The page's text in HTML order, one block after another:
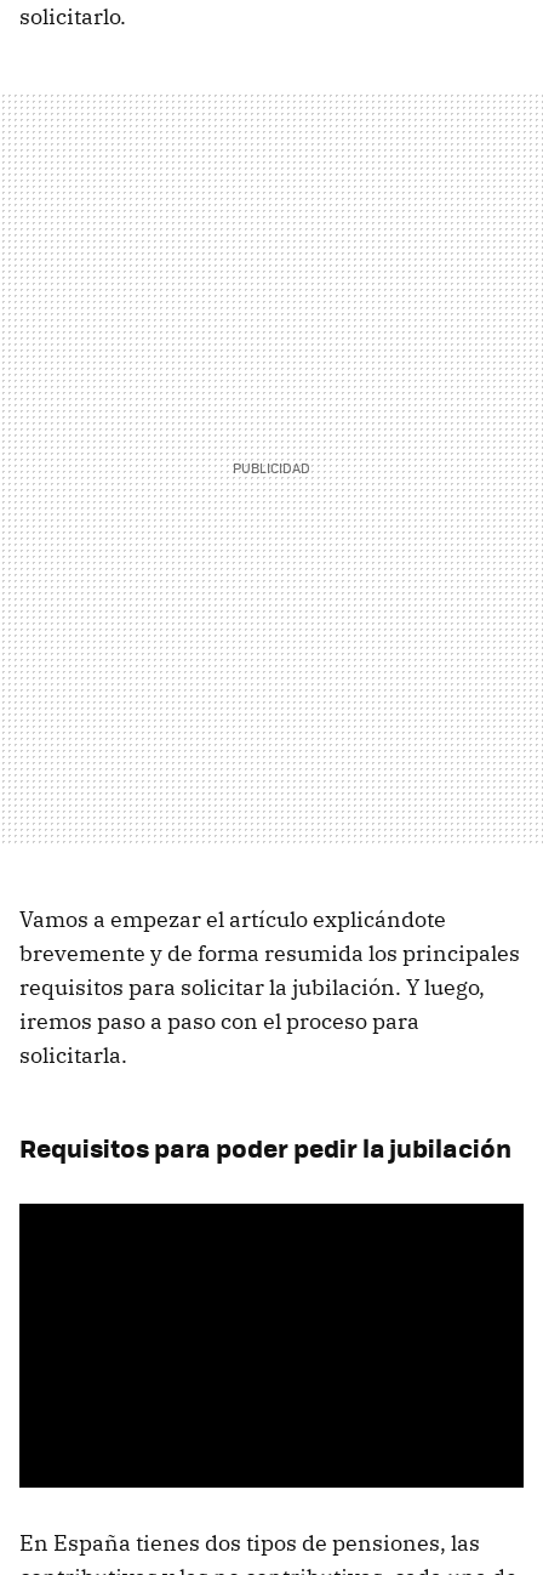
solicitarlo.
Vamos a empezar el artículo explicándote
brevemente y de forma resumida los principales
requisitos para solicitar la jubilación. Y luego,
iremos paso a paso con el proceso para
solicitarla.
Requisitos para poder pedir la jubilación
En España tienes dos tipos de pensiones, las